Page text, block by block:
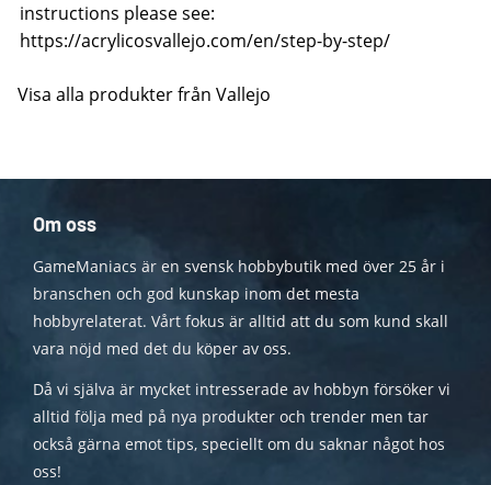
instructions please see:
https://acrylicosvallejo.com/en/step-by-step/
Visa alla produkter från Vallejo
Om oss
GameManiacs är en svensk hobbybutik med över 25 år i
branschen och god kunskap inom det mesta
hobbyrelaterat. Vårt fokus är alltid att du som kund skall
vara nöjd med det du köper av oss.
Då vi själva är mycket intresserade av hobbyn försöker vi
alltid följa med på nya produkter och trender men tar
också gärna emot tips, speciellt om du saknar något hos
oss!